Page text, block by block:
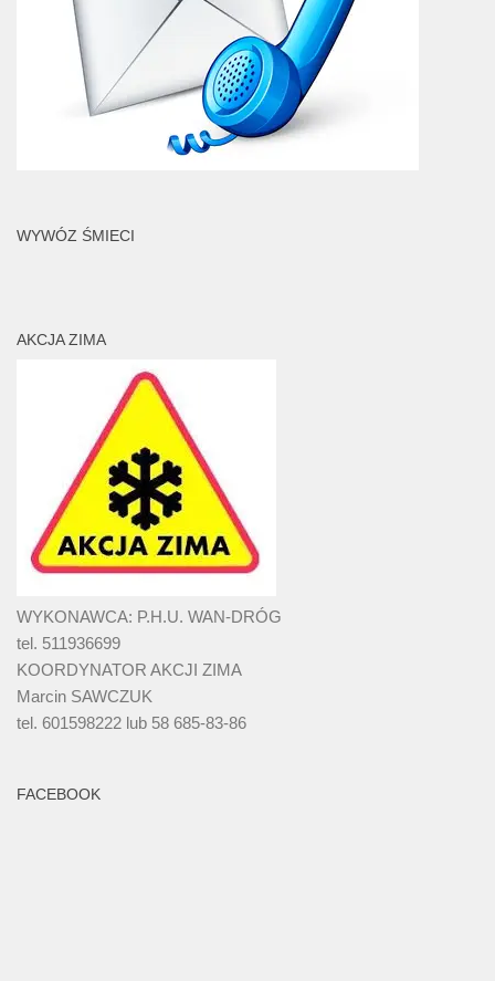
WYWÓZ ŚMIECI
AKCJA ZIMA
WYKONAWCA: P.H.U. WAN-DRÓG
tel. 511936699
KOORDYNATOR AKCJI ZIMA
Marcin SAWCZUK
tel. 601598222 lub 58 685-83-86
FACEBOOK